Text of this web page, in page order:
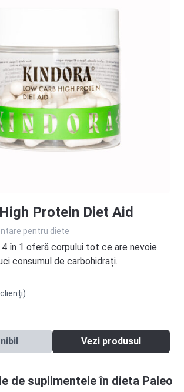
Protein Diet Aid
pentru diete
în 1 oferă corpului tot ce are nevoie
consumul de carbohidrați.
Vezi produsul
de suplimentele în dieta Paleo